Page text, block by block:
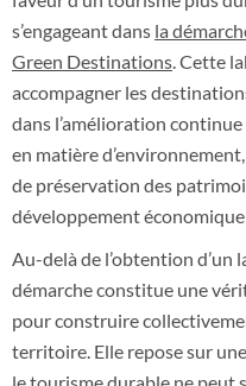
s’engageant dans la
Green Destinations. Cette
accompagner les
dans l’amélioration
en matière
de préservation des
développement
Au-delà de l’obtention d’un
démarche constitue une
pour construire
territoire. Elle repose sur